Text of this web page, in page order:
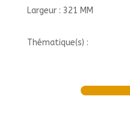
Largeur : 321 MM
Thématique(s) :